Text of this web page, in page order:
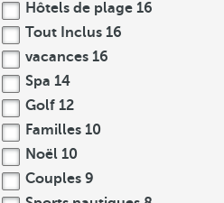
Hôtels de plage 16
Tout Inclus 16
vacances 16
Spa 14
Golf 12
Familles 10
Noël 10
Couples 9